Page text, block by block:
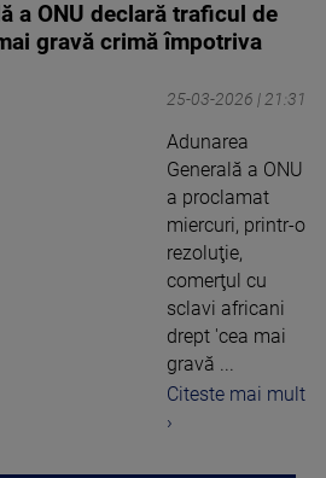
a ONU declară traficul de
gravă crimă împotriva
25-03-2026 | 21:31
Adunarea
Generală a ONU
a proclamat
miercuri, printr-o
rezoluţie,
comerţul cu
sclavi africani
drept 'cea mai
gravă ...
Citeste mai mult
›